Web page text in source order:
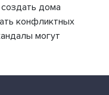
дома
конфликтных
могут